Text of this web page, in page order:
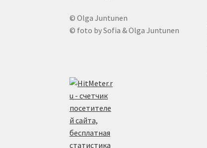
© Olga Juntunen
© foto by Sofia & Olga Juntunen